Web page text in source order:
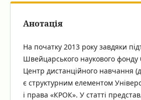
Анотація
На початку 2013 року завдяки
Швейцарського наукового фонду
Центр дистанційного навчання
є структурним елементом
і права «КРОК». У статті